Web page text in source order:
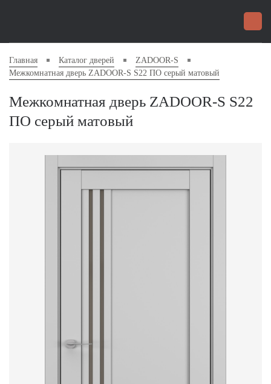
Главная Каталог дверей
ZADOOR-S
Межкомнатная дверь ZADOOR-S S22 ПО серый матовый
Межкомнатная дверь ZADOOR-S S22
ПО серый матовый